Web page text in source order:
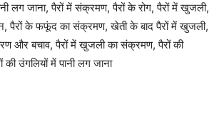
लग जाना, पैरों में संक्रमण, पैरों के रोग, पैरों में खुजली,
पैरों के फफूंद का संक्रमण, खेती के बाद पैरों में खुजली,
और बचाव, पैरों में खुजली का संक्रमण, पैरों की
उंगलियों में पानी लग जाना